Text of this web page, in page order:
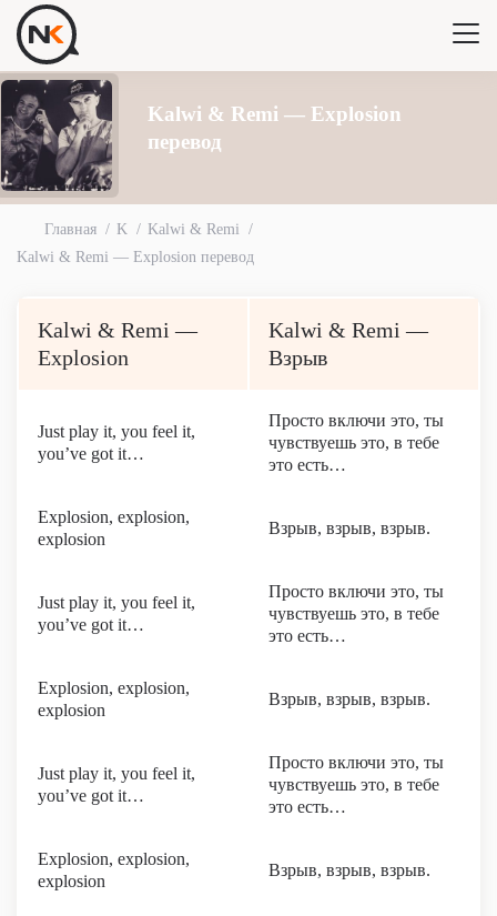
Kalwi & Remi — Explosion
перевод
Главная K
Kalwi & Remi
Kalwi & Remi — Explosion перевод
Kalwi & Remi —
Explosion
Kalwi & Remi —
Взрыв
Just play it, you feel it,
you’ve got it…
Просто включи это, ты
чувствуешь это, в тебе
это есть…
Explosion, explosion,
explosion
Взрыв, взрыв, взрыв.
Just play it, you feel it,
you’ve got it…
Просто включи это, ты
чувствуешь это, в тебе
это есть…
Explosion, explosion,
explosion
Взрыв, взрыв, взрыв.
Just play it, you feel it,
you’ve got it…
Просто включи это, ты
чувствуешь это, в тебе
это есть…
Explosion, explosion,
explosion
Взрыв, взрыв, взрыв.